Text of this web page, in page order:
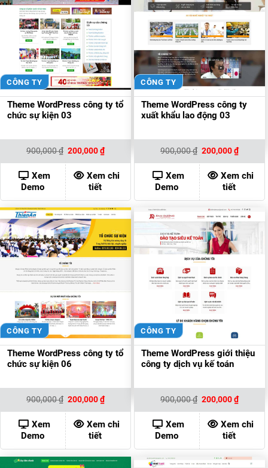
CÔNG TY
Theme WordPress công ty tổ
chức sự kiện 03
900,000₫ Giá
gốc
là:
900,000 ₫.
200,000₫Giá
hiện
tại
là:
200,000 ₫.
Xem
Demo
Xem chi
tiết
CÔNG TY
Theme WordPress công ty
xuất khẩu lao động 03
900,000₫ Giá
gốc
là:
900,000 ₫.
200,000₫Giá
hiện
tại
là:
Xem
Demo
Xem chi
tiết
CÔNG TY
Theme WordPress công ty tổ
chức sự kiện 06
900,000₫ Giá
là:
900,000 ₫.
200,000₫Giá
hiện
tại
là:
200,000 ₫.
Xem
Demo
Xem chi
tiết
CÔNG TY
Theme WordPress giới thiệu
công ty dịch vụ kế toán
900,000₫ Giá
là:
900,000 ₫.
200,000₫Giá
hiện
tại
là:
Xem
Demo
Xem chi
tiết